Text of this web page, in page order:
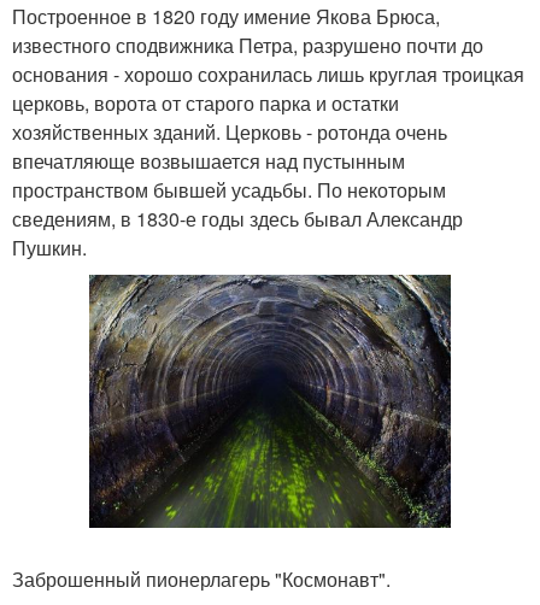
Построенное в 1820 году имение Якова Брюса,
известного сподвижника Петра, разрушено почти до
основания - хорошо сохранилась лишь круглая троицкая
церковь, ворота от старого парка и остатки
хозяйственных зданий. Церковь - ротонда очень
впечатляюще возвышается над пустынным
пространством бывшей усадьбы. По некоторым
сведениям, в 1830-е годы здесь бывал Александр
Пушкин.
Заброшенный пионерлагерь "Космонавт".